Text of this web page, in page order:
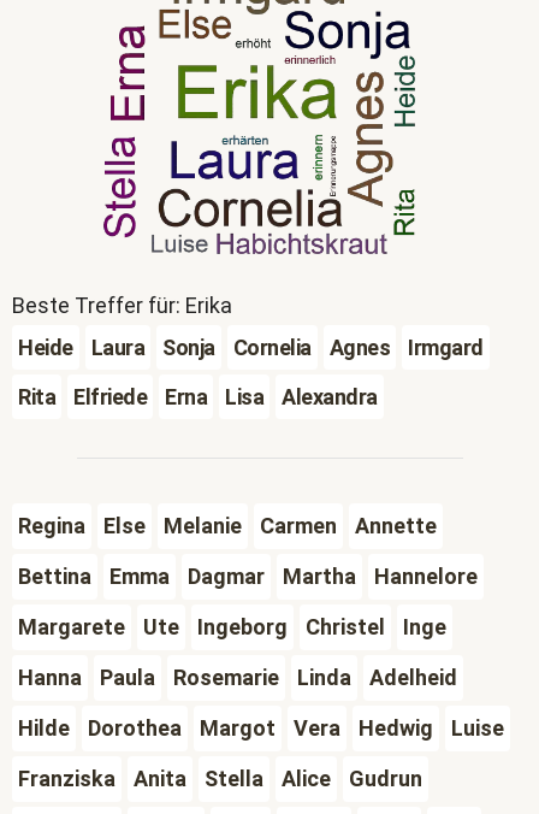
Beste Treffer für: Erika
Heide
Laura Sonja Cornelia Agnes
Irmgard
Rita
Elfriede Erna Lisa Alexandra
Regina Else Melanie Carmen
Annette
Bettina
Emma Dagmar Martha
Hannelore
Margarete
Ute Ingeborg Christel
Inge
Hanna
Paula Rosemarie Linda
Adelheid
Hilde
Dorothea Margot Vera Hedwig
Luise
Franziska
Anita Stella Alice
Gudrun